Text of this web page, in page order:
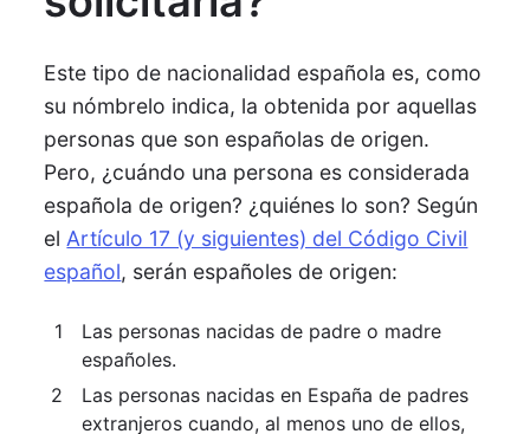
Este tipo de nacionalidad española es, como
su nómbrelo indica, la obtenida por aquellas
personas que son españolas de origen.
Pero, ¿cuándo una persona es considerada
española de origen? ¿quiénes lo son? Según
elArtículo 17 (y siguientes) del Código Civil
español, serán españoles de origen:
Las personas nacidas de padre o madre
españoles.
Las personas nacidas en España de padres
extranjeros cuando, al menos uno de ellos,